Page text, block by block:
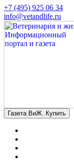
+7 (495) 925 06 34
info@vetandlife.ru
Газета ВиЖ. Купить